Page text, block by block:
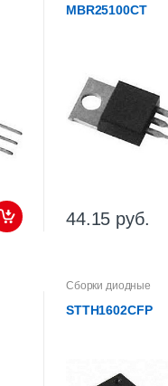
MBR25100CT
44.15 руб.
Сборки диодные
STTH1602CFP